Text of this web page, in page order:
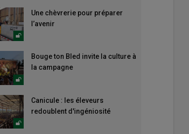
Une chèvrerie pour préparer
l’avenir
Bouge ton Bled invite la culture à
la campagne
Canicule : les éleveurs
redoublent d'ingéniosité